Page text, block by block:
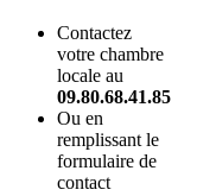
Contactez
votre chambre
locale au
09.80.68.41.85
Ou en
remplissant le
formulaire de
contact